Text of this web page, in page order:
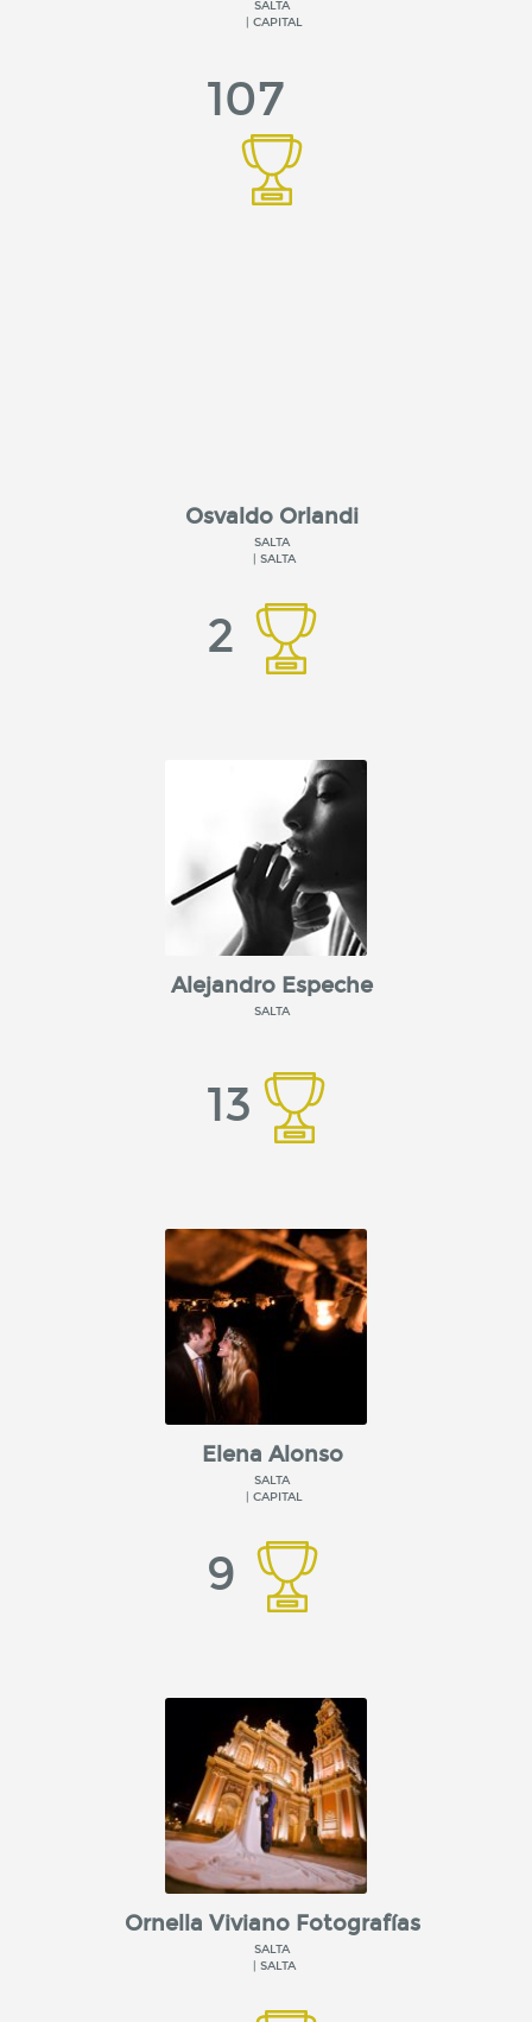
SALTA
| CAPITAL
107
Osvaldo Orlandi
SALTA
| SALTA
2
Alejandro Espeche
SALTA
13
Elena Alonso
SALTA
| CAPITAL
9
Ornella Viviano Fotografías
SALTA
| SALTA